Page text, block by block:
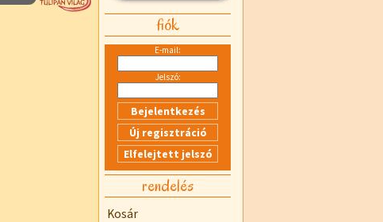
fiók
E-mail:
Jelszó:
rendelés
Kosár